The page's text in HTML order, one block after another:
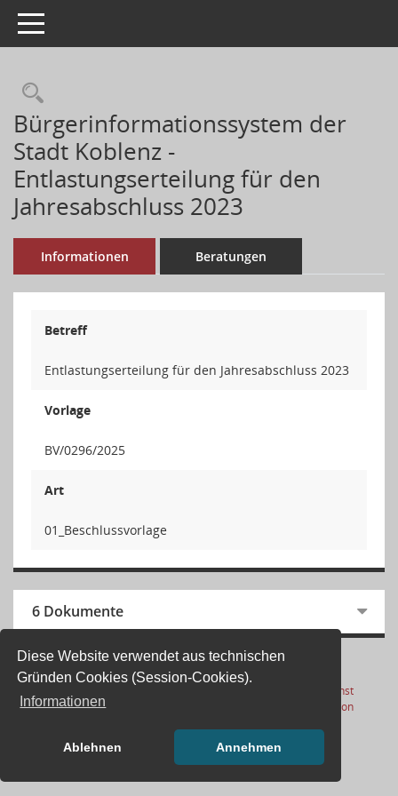
Diese Website verwendet aus technischen
Gründen Cookies (Session-Cookies).
Informationen
Ablehnen Annehmen
Toggle navigation
Rechercheauswahl
Bürgerinformationssystem der
Stadt Koblenz -
Entlastungserteilung für den
Jahresabschluss 2023
Informationen Beratungen
Betreff
Entlastungserteilung für den Jahresabschluss 2023
Vorlage
BV/0296/2025
Art
01_Beschlussvorlage
6 Dokumente
17:01:04
Sitzungsdienst
Session(Wird in